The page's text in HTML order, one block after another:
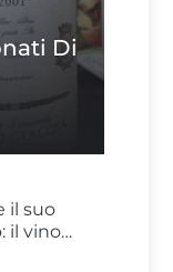
Di
il suo
il vino…